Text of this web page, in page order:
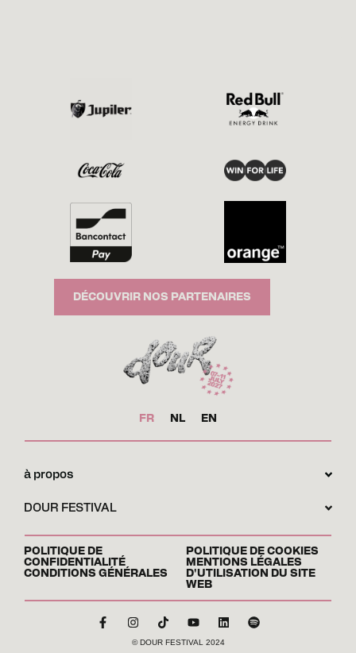
DÉCOUVRIR NOS PARTENAIRES
FR NL EN
à propos
DOUR FESTIVAL
POLITIQUE DE
CONFIDENTIALITÉ
CONDITIONS GÉNÉRALES
POLITIQUE DE COOKIES
MENTIONS LÉGALES
D'UTILISATION DU SITE
WEB
© DOUR FESTIVAL 2024